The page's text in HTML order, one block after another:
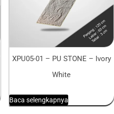
XPU05-01 – PU STONE – Ivory
White
Baca selengkapnya